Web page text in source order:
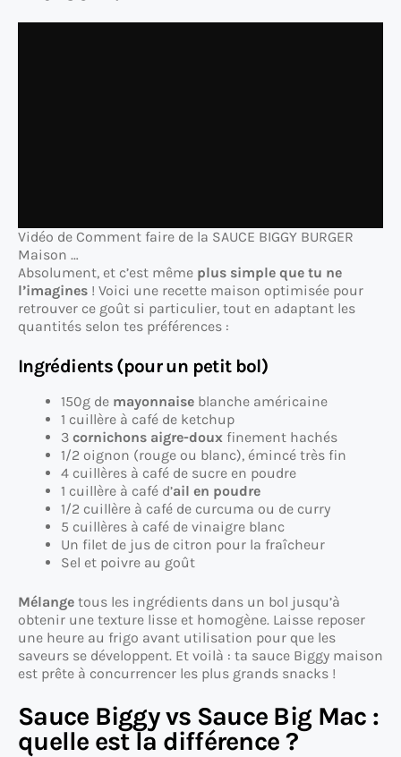
Vidéo de Comment faire de la SAUCE BIGGY BURGER
Maison …
Absolument, et c’est même plus simple que tu ne
l’imagines ! Voici une recette maison optimisée pour
retrouver ce goût si particulier, tout en adaptant les
quantités selon tes préférences :
Ingrédients (pour un petit bol)
150g de mayonnaise blanche américaine
1 cuillère à café de ketchup
3 cornichons aigre-doux finement hachés
1/2 oignon (rouge ou blanc), émincé très fin
4 cuillères à café de sucre en poudre
1 cuillère à café d’ail en poudre
1/2 cuillère à café de curcuma ou de curry
5 cuillères à café de vinaigre blanc
Un filet de jus de citron pour la fraîcheur
Sel et poivre au goût
Mélange tous les ingrédients dans un bol jusqu’à
obtenir une texture lisse et homogène. Laisse reposer
une heure au frigo avant utilisation pour que les
saveurs se développent. Et voilà : ta sauce Biggy maison
est prête à concurrencer les plus grands snacks !
Sauce Biggy vs Sauce Big Mac :
quelle est la différence ?